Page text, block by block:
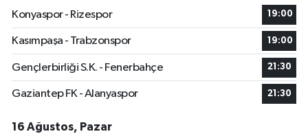
Konyaspor - Rizespor
19:00
Kasımpaşa - Trabzonspor 19:00
Gençlerbirliği S.K. - Fenerbahçe 21:30
Gaziantep FK - Alanyaspor 21:30
16 Ağustos, Pazar